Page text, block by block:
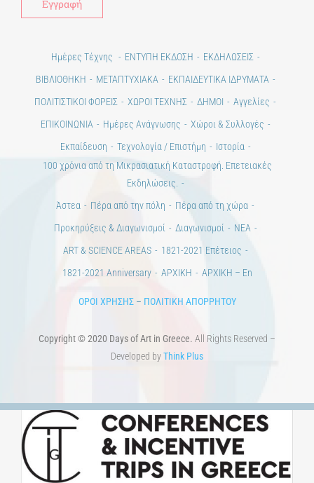
Ημέρες Τέχνης ΕΝΤΥΠΗ ΕΚΔΟΣΗ
ΕΚΔΗΛΩΣΕΙΣ
ΒΙΒΛΙΟΘΗΚΗ
ΜΕΤΑΠΤΥΧΙΑΚΑ
ΕΚΠΑΙΔΕΥΤΙΚΑ ΙΔΡΥΜΑΤΑ
ΠΟΛΙΤΙΣΤΙΚΟΙ ΦΟΡΕΙΣ
ΧΩΡΟΙ ΤΕΧΝΗΣ ΔΗΜΟΙ
Αγγελίες
ΕΠΙΚΟΙΝΩΝΙΑ
Ημέρες Ανάγνωσης
Χώροι & Συλλογές
Εκπαίδευση
Τεχνολογία / Επιστήμη
Ιστορία
100 χρόνια από τη Μικρασιατική Καταστροφή. Επετειακές
Εκδηλώσεις.
Άστεα
Πέρα από την πόλη
Πέρα από τη χώρα
Προκηρύξεις & Διαγωνισμοί
Διαγωνισμοί
ΝΕΑ
ART & SCIENCE AREAS
1821-2021 Επέτειος
1821-2021 Anniversary
ΑΡΧΙΚΗ ΑΡΧΙΚΗ – En
ΟΡΟΙ ΧΡΗΣΗΣ– ΠΟΛΙΤΙΚΗ ΑΠΟΡΡΗΤΟΥ
Copyright © 2020 Days of Art in Greece. All Rights Reserved –
Developed byThink Plus